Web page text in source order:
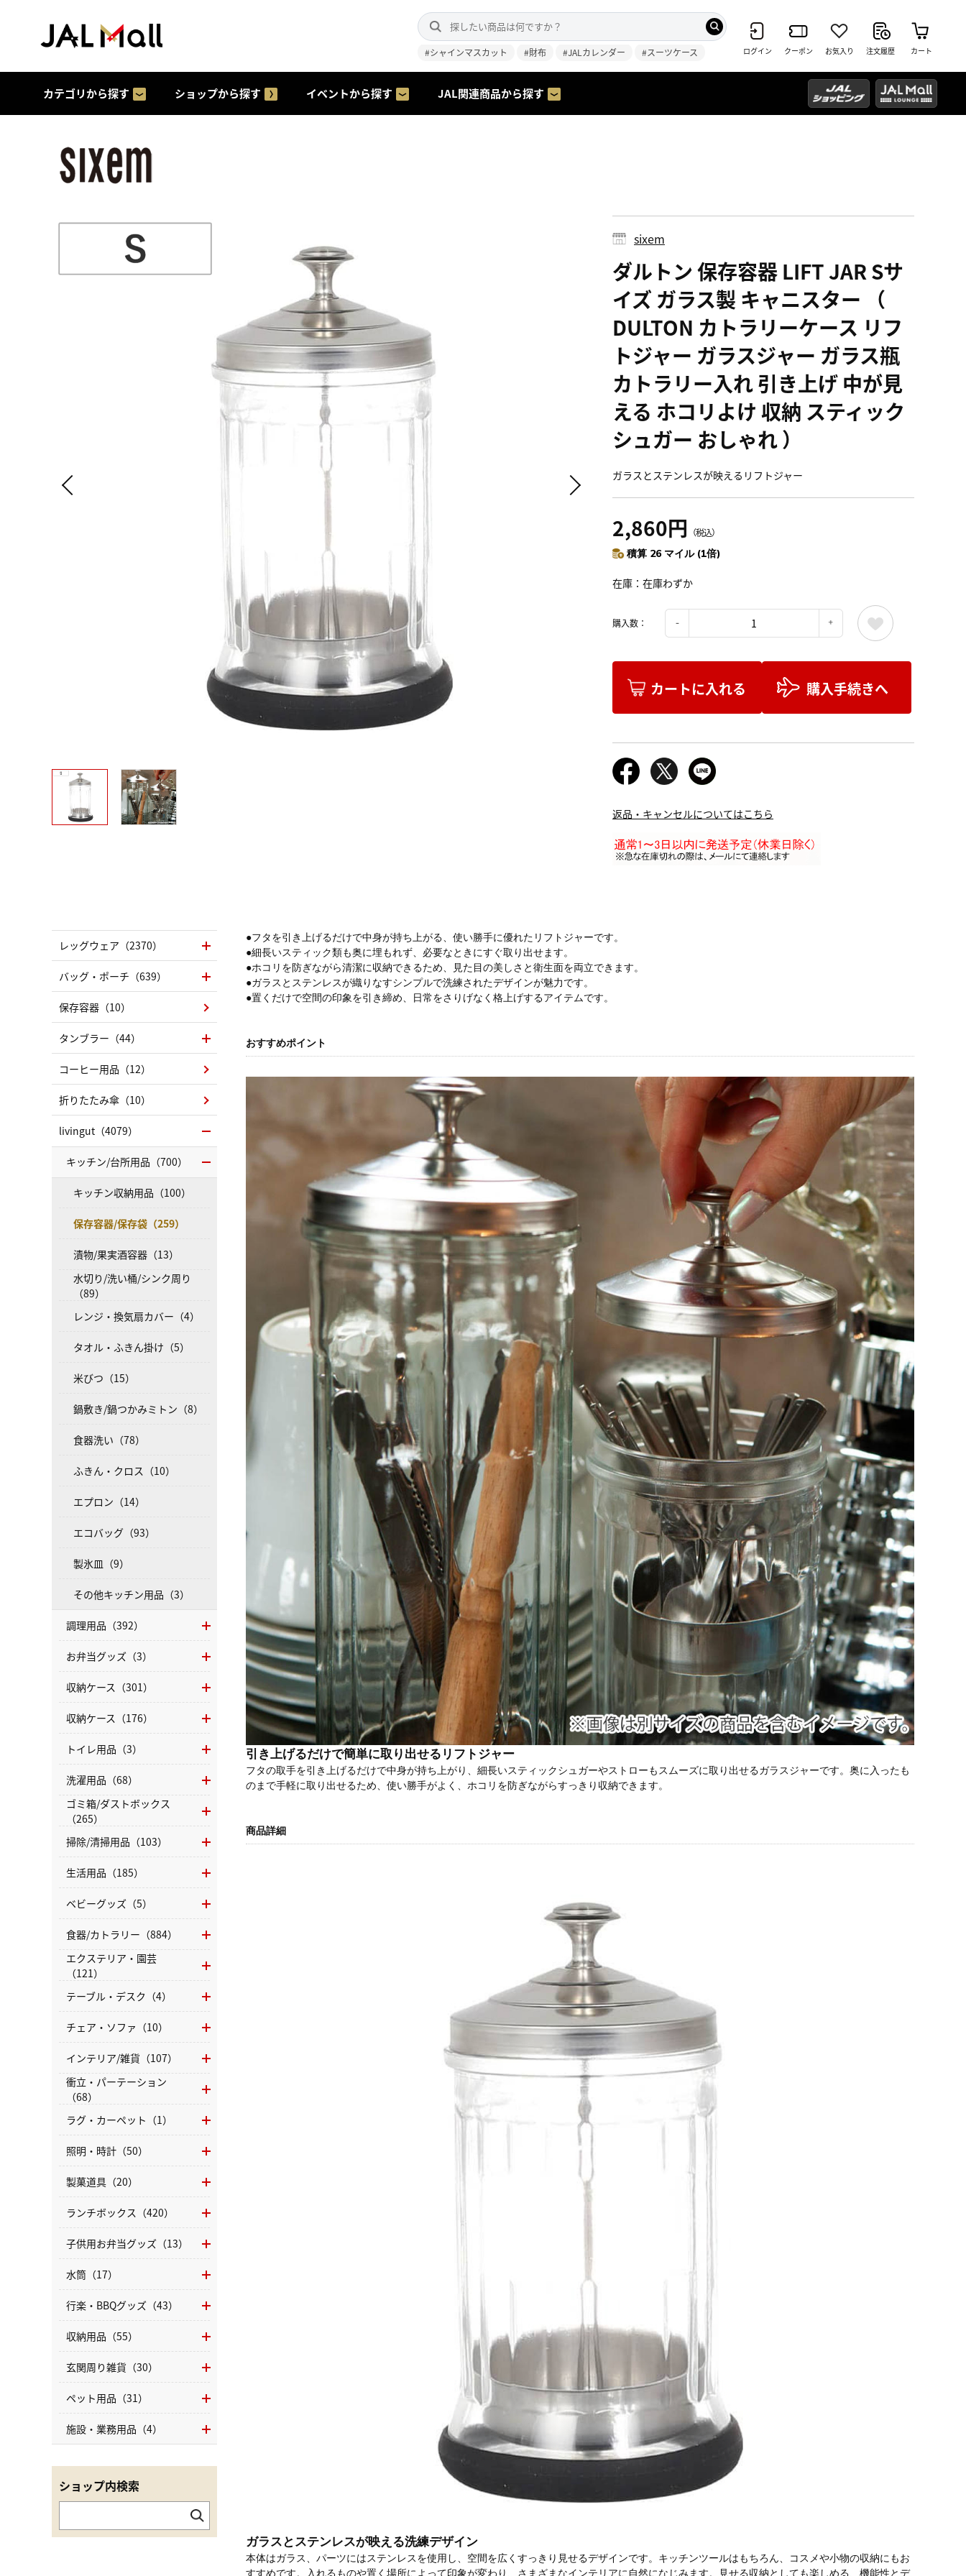
#シャインマスカット #財布 #JALカレンダー #スーツケース ログイン クーポン お気入り 注文履歴 カート
カテゴリから探す ショップから探す イベントから探す JAL関連商品から探す
sixem
ダルトン 保存容器 LIFT JAR Sサ
イズ ガラス製 キャニスター （
DULTON カトラリーケース リフ
トジャー ガラスジャー ガラス瓶
カトラリー入れ 引き上げ 中が見
える ホコリよけ 収納 スティック
シュガー おしゃれ ）
ガラスとステンレスが映えるリフトジャー
2,860円 （税込）
積算 26 マイル (1倍)
在庫 在庫わずか
購入数：
カートに入れる 購入手続きへ
返品・キャンセルについてはこちら
●フタを引き上げるだけで中身が持ち上がる、使い勝手に優れたリフトジャーです。
●細長いスティック類も奥に埋もれず、必要なときにすぐ取り出せます。
●ホコリを防ぎながら清潔に収納できるため、見た目の美しさと衛生面を両立できます。
●ガラスとステンレスが織りなすシンプルで洗練されたデザインが魅力です。
●置くだけで空間の印象を引き締め、日常をさりげなく格上げするアイテムです。
おすすめポイント
引き上げるだけで簡単に取り出せるリフトジャー
フタの取手を引き上げるだけで中身が持ち上がり、細長いスティックシュガーやストローもスムーズに取り出せるガラスジャーです。奥に入ったも
のまで手軽に取り出せるため、使い勝手がよく、ホコリを防ぎながらすっきり収納できます。
商品詳細
ガラスとステンレスが映える洗練デザイン
本体はガラス、パーツにはステンレスを使用し、空間を広くすっきり見せるデザインです。キッチンツールはもちろん、コスメや小物の収納にもお
すすめです。入れるものや置く場所によって印象が変わり、さまざまなインテリアに自然になじみます。見せる収納としても楽しめる、機能性とデ
レッグウェア（2370）
バッグ・ポーチ（639）
保存容器（10）
タンブラー（44）
コーヒー用品（12）
折りたたみ傘（10）
livingut（4079）
キッチン/台所用品（700）
キッチン収納用品（100）
保存容器/保存袋（259）
漬物/果実酒容器（13）
水切り/洗い桶/シンク周り
（89）
レンジ・換気扇カバー（4）
タオル・ふきん掛け（5）
米びつ（15）
鍋敷き/鍋つかみミトン（8）
食器洗い（78）
ふきん・クロス（10）
エプロン（14）
エコバッグ（93）
製氷皿（9）
その他キッチン用品（3）
調理用品（392）
お弁当グッズ（3）
収納ケース（301）
収納ケース（176）
トイレ用品（3）
洗濯用品（68）
ゴミ箱/ダストボックス
（265）
掃除/清掃用品（103）
生活用品（185）
ベビーグッズ（5）
食器/カトラリー（884）
エクステリア・園芸
（121）
テーブル・デスク（4）
チェア・ソファ（10）
インテリア/雑貨（107）
衝立・パーテーション
（68）
ラグ・カーペット（1）
照明・時計（50）
製菓道具（20）
ランチボックス（420）
子供用お弁当グッズ（13）
水筒（17）
行楽・BBQグッズ（43）
収納用品（55）
玄関周り雑貨（30）
ペット用品（31）
施設・業務用品（4）
ショップ内検索